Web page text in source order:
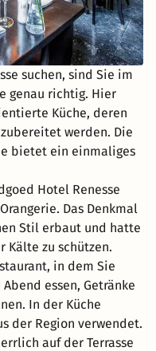
suchen, sind Sie im
genau richtig. Hier
Küche, deren
werden. Die
bietet ein einmaliges
Hotel Renesse
Das Denkmal
Stil erbaut und hatte
Kälte zu schützen.
in dem Sie
essen, Getränke
In der Küche
der Region verwendet.
auf der Terrasse